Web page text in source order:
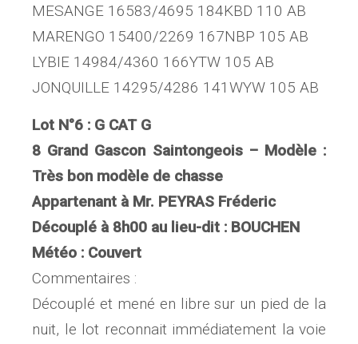
MESANGE 16583/4695 184KBD 110 AB
MARENGO 15400/2269 167NBP 105 AB
LYBIE 14984/4360 166YTW 105 AB
JONQUILLE 14295/4286 141WYW 105 AB
Lot N°6 : G CAT G
8 Grand Gascon Saintongeois – Modèle :
Très bon modèle de chasse
Appartenant à Mr. PEYRAS Fréderic
Découplé à 8h00 au lieu-dit : BOUCHEN
Météo : Couvert
Commentaires :
Découplé et mené en libre sur un pied de la
nuit, le lot reconnait immédiatement la voie